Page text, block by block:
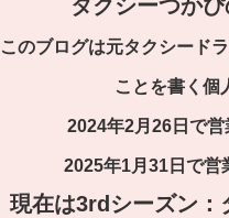
タクシーつか
このブログは元タクシード
ことを書く個
2024年2月26日で
2025年1月31日で営
現在は3rdシーズン：